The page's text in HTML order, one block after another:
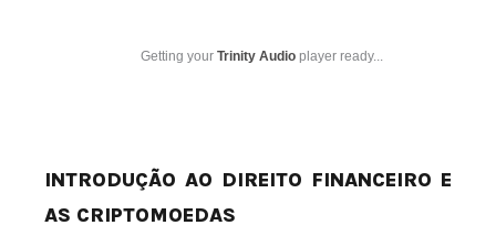
Getting your Trinity Audio player ready...
INTRODUÇÃO AO DIREITO FINANCEIRO E
AS CRIPTOMOEDAS